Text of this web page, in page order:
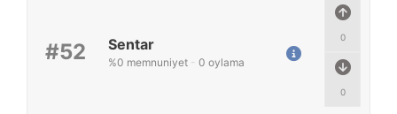
#52
0
0
Sentar
%0 memnuniyet - 0 oylama